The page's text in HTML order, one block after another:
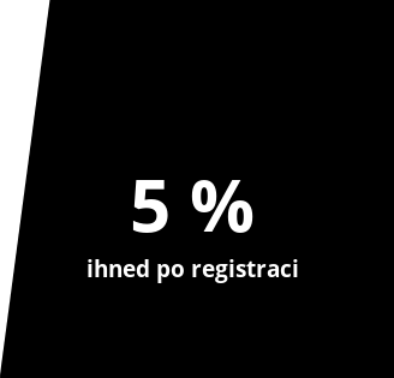
5 %
ihned po registraci